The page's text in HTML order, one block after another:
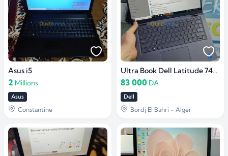
Asus i5
2 Millions
Asus
Constantine
Ultra Book Dell Latitude 7420 Carbon
83 000 DA
Dell
Bordj El Bahri - Alger